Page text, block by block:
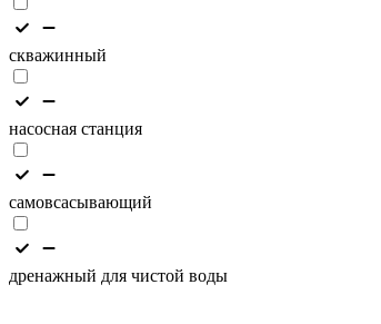
скважинный
насосная станция
самовсасывающий
дренажный для чистой воды